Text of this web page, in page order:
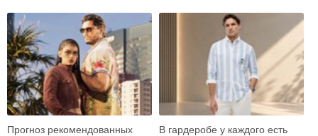
Прогноз рекомендованных
В гардеробе у каждого есть